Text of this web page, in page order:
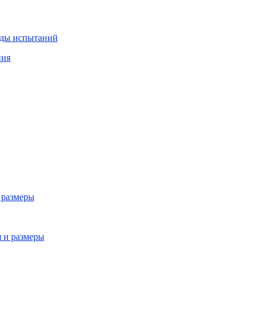
испытаний
и размеры